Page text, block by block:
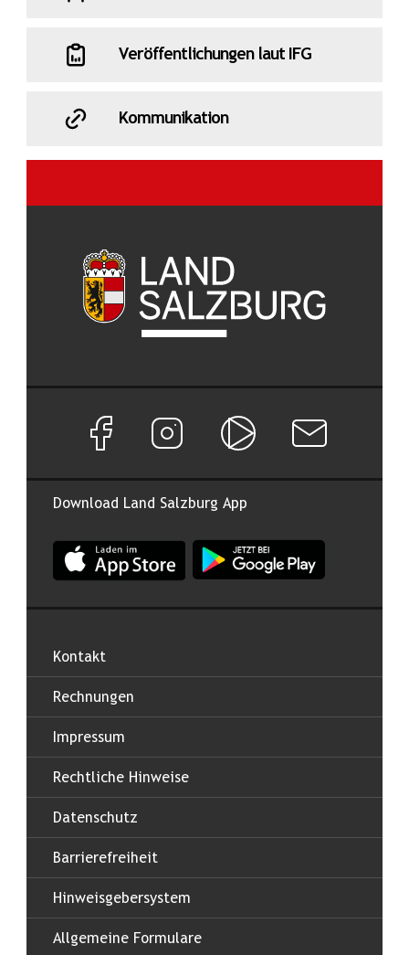
Veröffentlichungen laut IFG
Kommunikation
Download Land Salzburg App
App Land Salzburg im Apple App Store
App Land Salzburg im
Facebook Seite von Land Salzburg
Instagram Seite von Land Salzburg
Salzburg ONNewsletter
Kontakt
Rechnungen
Impressum
Rechtliche Hinweise
Datenschutz
Barrierefreiheit
Hinweisgebersystem
Allgemeine Formulare